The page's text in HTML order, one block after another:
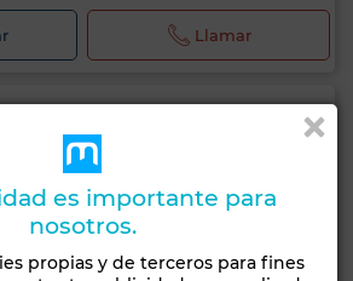
Llamar
es importante para
nosotros.
propias y de terceros para fines